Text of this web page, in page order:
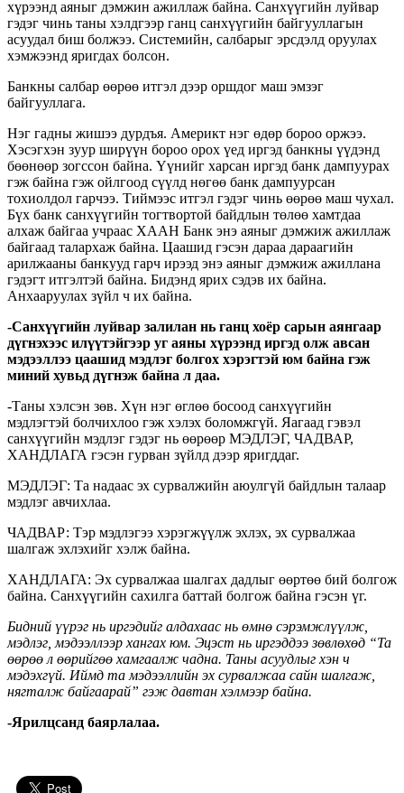
хүрээнд аяныг дэмжин ажиллаж байна. Санхүүгийн луйвар
гэдэг чинь таны хэлдгээр ганц санхүүгийн байгууллагын
асуудал биш болжээ. Системийн, салбарыг эрсдэлд оруулах
хэмжээнд яригдах болсон.
Банкны салбар өөрөө итгэл дээр оршдог маш эмзэг
байгууллага.
Нэг гадны жишээ дурдъя. Америкт нэг өдөр бороо оржээ.
Хэсэгхэн зуур ширүүн бороо орох үед иргэд банкны үүдэнд
бөөнөөр зогссон байна. Үүнийг харсан иргэд банк дампуурах
гэж байна гэж ойлгоод сүүлд нөгөө банк дампуурсан
тохиолдол гарчээ. Тиймээс итгэл гэдэг чинь өөрөө маш чухал.
Бүх банк санхүүгийн тогтвортой байдлын төлөө хамтдаа
алхаж байгаа учраас ХААН Банк энэ аяныг дэмжиж ажиллаж
байгаад талархаж байна. Цаашид гэсэн дараа дараагийн
арилжааны банкууд гарч ирээд энэ аяныг дэмжиж ажиллана
гэдэгт итгэлтэй байна. Бидэнд ярих сэдэв их байна.
Анхааруулах зүйл ч их байна.
-Санхүүгийн луйвар залилан нь ганц хоёр сарын аянгаар
дүгнэхээс илүүтэйгээр уг аяны хүрээнд иргэд олж авсан
мэдээллээ цаашид мэдлэг болгох хэрэгтэй юм байна гэж
миний хувьд дүгнэж байна л даа.
-Таны хэлсэн зөв. Хүн нэг өглөө босоод санхүүгийн
мэдлэгтэй болчихлоо гэж хэлэх боломжгүй. Яагаад гэвэл
санхүүгийн мэдлэг гэдэг нь өөрөөр МЭДЛЭГ, ЧАДВАР,
ХАНДЛАГА гэсэн гурван зүйлд дээр яригддаг.
МЭДЛЭГ: Та надаас эх сурвалжийн аюулгүй байдлын талаар
мэдлэг авчихлаа.
ЧАДВАР: Тэр мэдлэгээ хэрэгжүүлж эхлэх, эх сурвалжаа
шалгаж эхлэхийг хэлж байна.
ХАНДЛАГА: Эх сурвалжаа шалгах дадлыг өөртөө бий болгож
байна. Санхүүгийн сахилга баттай болгож байна гэсэн үг.
Бидний үүрэг нь иргэдийг алдахаас нь өмнө сэрэмжлүүлж,
мэдлэг, мэдээллээр хангах юм. Эцэст нь иргэддээ зөвлөхөд “Та
өөрөө л өөрийгөө хамгаалж чадна. Таны асуудлыг хэн ч
мэдэхгүй. Иймд та мэдээллийн эх сурвалжаа сайн шалгаж,
нягталж байгаарай” гэж давтан хэлмээр байна.
-Ярилцсанд баярлалаа.